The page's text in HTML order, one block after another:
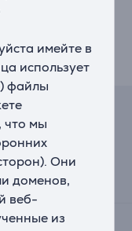
имейте в
использует
файлы
что мы
Они
доменов,
веб-
из
обеспечивает
и удаление
аренды
платежа